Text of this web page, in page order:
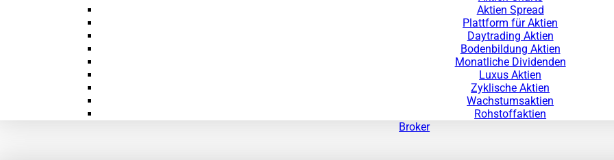
Aktien Spread
Plattform für Aktien
Daytrading Aktien
Bodenbildung Aktien
Monatliche Dividenden
Luxus Aktien
Zyklische Aktien
Wachstumsaktien
Rohstoffaktien
Broker